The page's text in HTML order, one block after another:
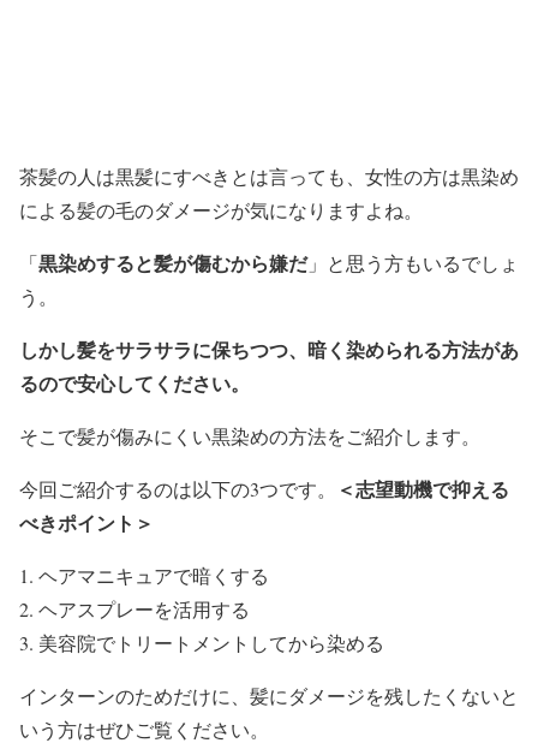
茶髪の人は黒髪にすべきとは言っても、女性の方は黒染め
による髪の毛のダメージが気になりますよね。
「黒染めすると髪が傷むから嫌だ」 と思う方もいるでしょ
う。
しかし髪をサラサラに保ちつつ、暗く染められる方法があ
るので安心してください。
そこで髪が傷みにくい黒染めの方法をご紹介します。
今回ご紹介するのは以下の3つです。
＜志望動機で抑える
べきポイント＞
ヘアマニキュアで暗くする
ヘアスプレーを活用する
美容院でトリートメントしてから染める
インターンのためだけに、髪にダメージを残したくないと
いう方はぜひご覧ください。